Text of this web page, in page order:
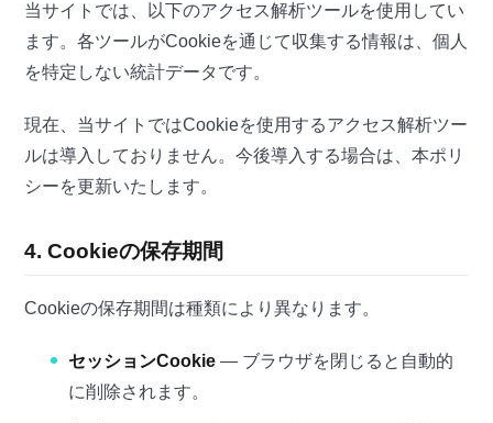
当サイトでは、以下のアクセス解析ツールを使用してい
ます。各ツールがCookieを通じて収集する情報は、個人
を特定しない統計データです。
現在、当サイトではCookieを使用するアクセス解析ツー
ルは導入しておりません。今後導入する場合は、本ポリ
シーを更新いたします。
4. Cookieの保存期間
Cookieの保存期間は種類により異なります。
セッションCookie — ブラウザを閉じると自動的
に削除されます。